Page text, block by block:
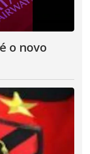
o novo